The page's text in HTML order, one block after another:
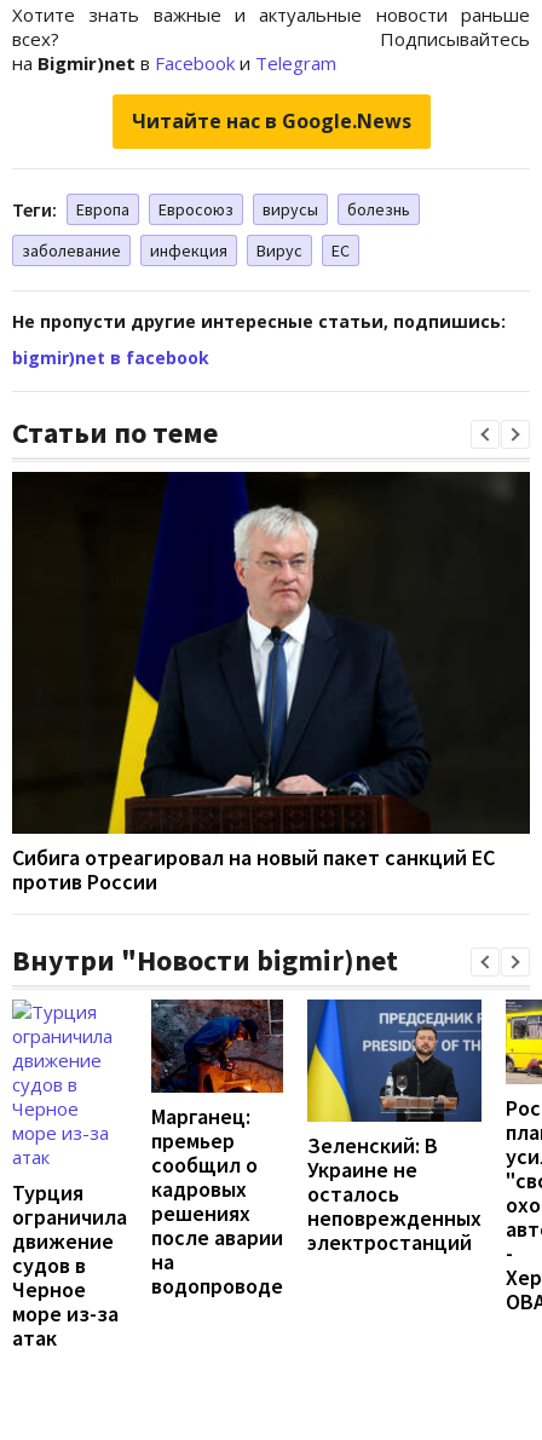
Хотите знать важные и актуальные новости раньше
всех? Подписывайтесь
на Bigmir)net в Facebook и Telegram
Читайте нас в Google.News
Теги: Европа Евросоюз вирусы
болезнь
заболевание
инфекция Вирус ЕС
Не пропусти другие интересные статьи, подпишись:
bigmir)net в facebook
Статьи по теме
Сибига отреагировал на новый пакет санкций ЕС
против России
Внутри "Новости bigmir)net
Турция
ограничила
движение
судов в
Черное
море из-за
атак
Марганец:
премьер
сообщил о
кадровых
решениях
после аварии
на
водопроводе
Зеленский: В
Украине не
осталось
неповрежденных
электростанций
-